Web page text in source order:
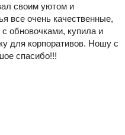
своим уютом и
все очень качественные,
обновочками, купила и
для корпоративов. Ношу с
спасибо!!!